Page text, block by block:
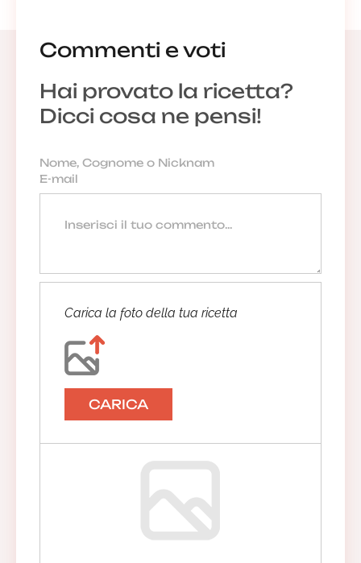
Commenti e voti
Hai provato la ricetta?
Dicci cosa ne pensi!
Carica la foto della tua ricetta
CARICA